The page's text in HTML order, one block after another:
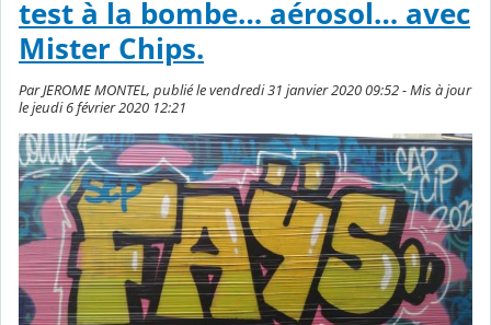
test à la bombe… aérosol… avec
Mister Chips.
Par JEROME MONTEL, publié le vendredi 31 janvier 2020 09:52 - Mis à jour
le jeudi 6 février 2020 12:21